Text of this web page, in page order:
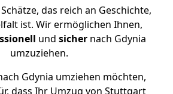
das reich an Geschichte,
ist. Wir ermöglichen Ihnen,
und sichernach Gdynia
umzuziehen.
Gdynia umziehen möchten,
dass Ihr Umzug von Stuttgart